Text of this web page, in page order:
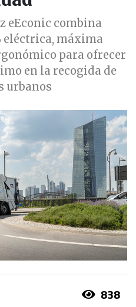
eEconic combina
eléctrica, máxima
para ofrecer
en la recogida de
urbanos
838